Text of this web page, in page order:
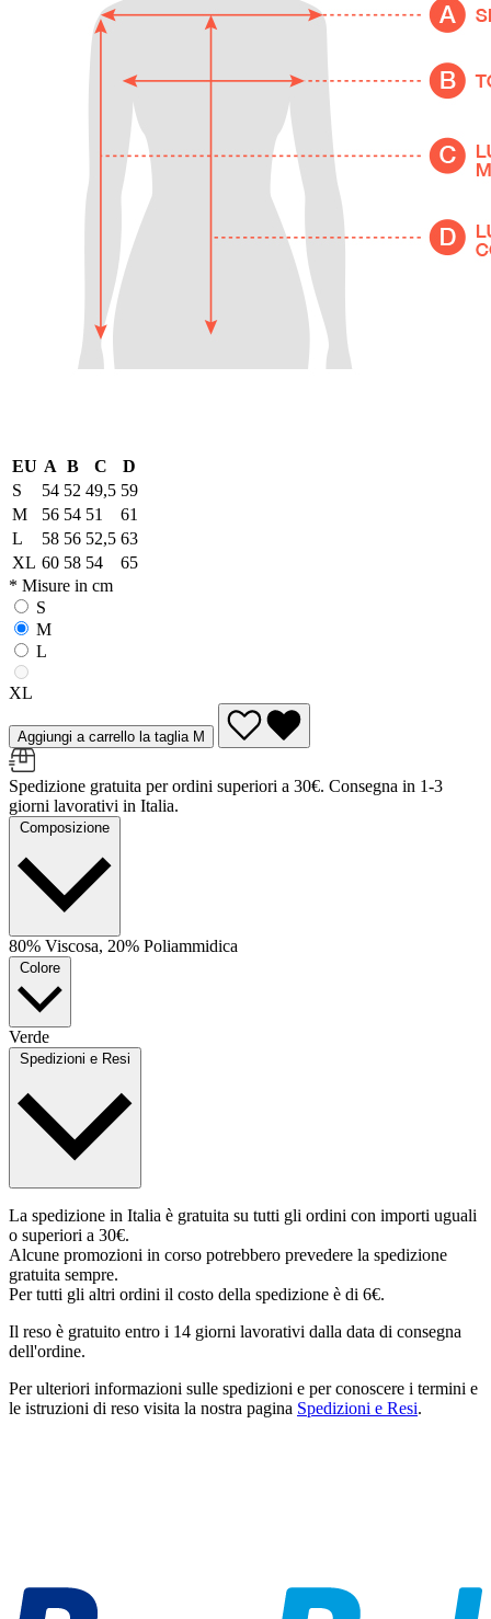
EU A B C
D
S
54 52 49,5 59
M
56 54 51
61
L
58 56 52,5 63
XL 60 58 54
65
* Misure in cm
S
M
L
XL
Aggiungi a carrello la taglia M
Spedizione gratuita per ordini superiori a 30€. Consegna in 1-3
giorni lavorativi in Italia.
Composizione
80% Viscosa, 20% Poliammidica
Colore
Verde
Spedizioni e Resi
La spedizione in Italia è gratuita su tutti gli ordini con importi uguali
o superiori a 30€.
Alcune promozioni in corso potrebbero prevedere la spedizione
gratuita sempre.
Per tutti gli altri ordini il costo della spedizione è di 6€.
Il reso è gratuito entro i 14 giorni lavorativi dalla data di consegna
dell'ordine.
Per ulteriori informazioni sulle spedizioni e per conoscere i termini e
le istruzioni di reso visita la nostra pagina Spedizioni e Resi.